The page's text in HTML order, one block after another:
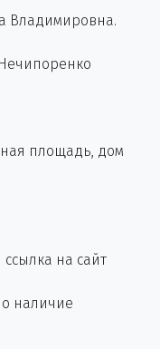
Владимировна.
площадь, дом
на сайт
наличие